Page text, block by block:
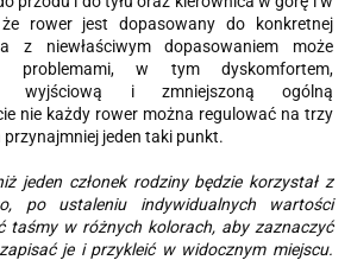
rower jest dopasowany do konkretnej
z niewłaściwym dopasowaniem może
problemami, w tym dyskomfortem,
wyjściową i zmniejszoną ogólną
nie każdy rower można regulować na trzy
jeden taki punkt.
jeden członek rodziny będzie korzystał z
po ustaleniu indywidualnych wartości
taśmy w różnych kolorach, aby zaznaczyć
je i przykleić w widocznym miejscu.